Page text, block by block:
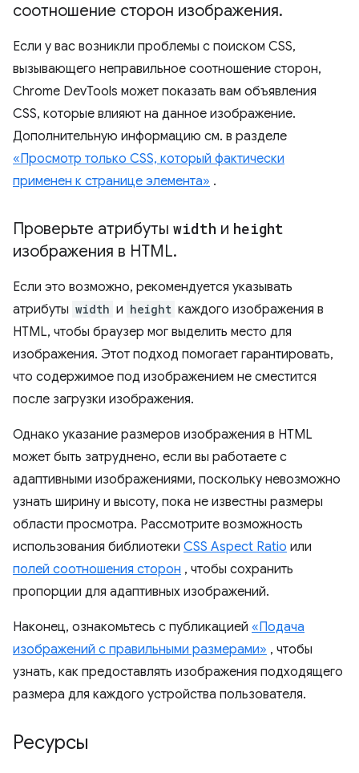
соотношение сторон изображения.
Если у вас возникли проблемы с поиском CSS,
вызывающего неправильное соотношение сторон,
Chrome DevTools может показать вам объявления
CSS, которые влияют на данное изображение.
Дополнительную информацию см. в разделе
«Просмотр только CSS, который фактически
применен к странице элемента» .
Проверьте атрибуты width и height
изображения в HTML.
Если это возможно, рекомендуется указывать
атрибуты width и height каждого изображения в
HTML, чтобы браузер мог выделить место для
изображения. Этот подход помогает гарантировать,
что содержимое под изображением не сместится
после загрузки изображения.
Однако указание размеров изображения в HTML
может быть затруднено, если вы работаете с
адаптивными изображениями, поскольку невозможно
узнать ширину и высоту, пока не известны размеры
области просмотра. Рассмотрите возможность
использования библиотеки CSS Aspect Ratio или
полей соотношения сторон , чтобы сохранить
пропорции для адаптивных изображений.
Наконец, ознакомьтесь с публикацией «Подача
изображений с правильными размерами» , чтобы
узнать, как предоставлять изображения подходящего
размера для каждого устройства пользователя.
Ресурсы